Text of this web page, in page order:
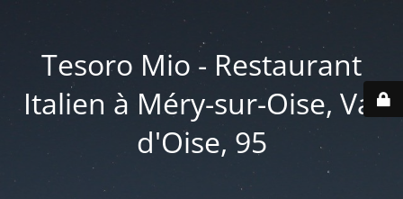
Tesoro Mio - Restaurant
Italien à Méry-sur-Oise, Val
d'Oise, 95